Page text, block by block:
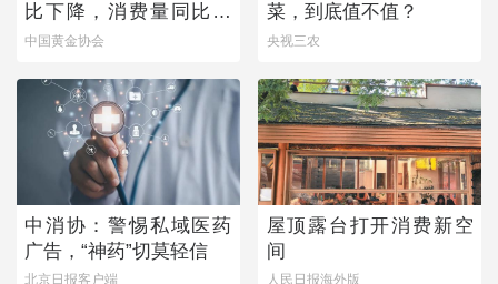
比下降，消费量同比微
增
中国黄金协会
菜，到底值不值？
央视三农
中消协：警惕私域医药
广告，“神药”切莫轻信
北京日报客户端
屋顶露台打开消费新空
间
人民日报海外版